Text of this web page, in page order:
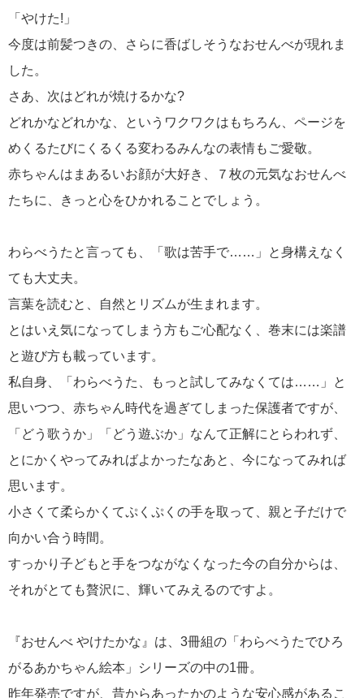
「やけた!」
今度は前髪つきの、さらに香ばしそうなおせんべが現れま
した。
さあ、次はどれが焼けるかな?
どれかなどれかな、というワクワクはもちろん、ページを
めくるたびにくるくる変わるみんなの表情もご愛敬。
赤ちゃんはまあるいお顔が大好き、７枚の元気なおせんべ
たちに、きっと心をひかれることでしょう。
わらべうたと言っても、「歌は苦手で……」と身構えなく
ても大丈夫。
言葉を読むと、自然とリズムが生まれます。
とはいえ気になってしまう方もご心配なく、巻末には楽譜
と遊び方も載っています。
私自身、「わらべうた、もっと試してみなくては……」と
思いつつ、赤ちゃん時代を過ぎてしまった保護者ですが、
「どう歌うか」「どう遊ぶか」なんて正解にとらわれず、
とにかくやってみればよかったなあと、今になってみれば
思います。
小さくて柔らかくてぷくぷくの手を取って、親と子だけで
向かい合う時間。
すっかり子どもと手をつながなくなった今の自分からは、
それがとても贅沢に、輝いてみえるのですよ。
『おせんべ やけたかな』は、3冊組の「わらべうたでひろ
がるあかちゃん絵本」シリーズの中の1冊。
昨年発売ですが、昔からあったかのような安心感があるこ